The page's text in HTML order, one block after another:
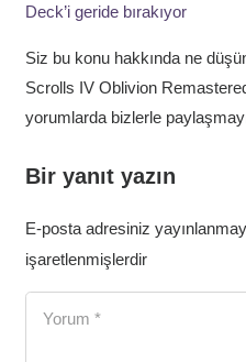
Deck’i geride bırakıyor
Siz bu konu hakkında ne
Scrolls IV Oblivion
yorumlarda bizlerle
Bir yanıt yazın
E-posta adresiniz
işaretlenmişlerdir